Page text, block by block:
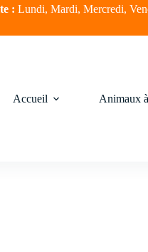
: Lundi, Mardi, Mercredi,
Accueil Animaux